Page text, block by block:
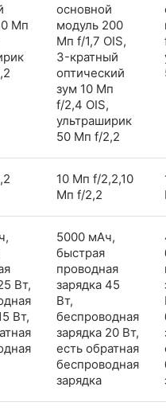
Мп
основной
модуль 200
Мп f/1,7 OIS,
3-кратный
оптический
зум 10 Мп
f/2,4 OIS,
ультраширик
50 Мп f/2,2
10 Мп f/2,2,10
Мп f/2,2
Вт,
Вт,
5000 мАч,
быстрая
проводная
зарядка 45
Вт,
беспроводная
зарядка 20 Вт,
есть обратная
беспроводная
зарядка